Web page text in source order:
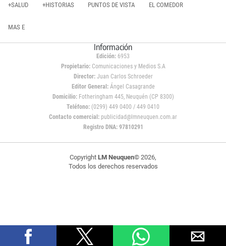
+SALUD +HISTORIAS PUNTOS DE VISTA EL COMEDOR
MAS E
Información
Edición: 6953
Propietario:Comunicaciones y Medios S.A
Director: Juan Carlos Schroeder
Editor General:Ángel Casagrande
Domicilio:Fotheringham 445, Neuquén (CP 8300)
Teléfono: (0299) 449 0400 / 449 0410
Contacto comercial: publicidad@lmneuquen.com.ar
Registro DNA: 97810291
Copyright LM Neuquen© 2026,
Todos los derechos reservados